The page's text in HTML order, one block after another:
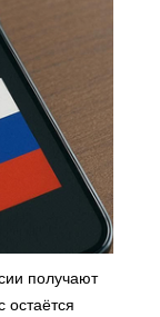
получают